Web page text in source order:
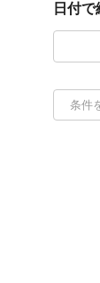
日付
条件